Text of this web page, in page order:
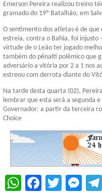
Emerson Pereira realizou treino
gramado do 19º Batalhão, em
O sentimento dos atletas é de que
estreia, contra o Bahia, foi injusto
virtude de o Leão ter jogado
também do pênalti polêmico que
adversário a vitória por 2 a 1 nos
estreou com derrota diante do
Na tarde desta quarta (02),
lembrar que esta será a segunda
Governador: a partir da terceira
Choice
WhatsApp